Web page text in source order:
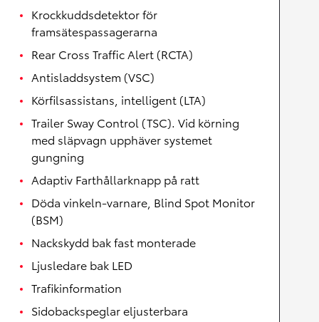
Krockkuddsdetektor för
framsätespassagerarna
Rear Cross Traffic Alert (RCTA)
Antisladdsystem (VSC)
Körfilsassistans, intelligent (LTA)
Trailer Sway Control (TSC). Vid körning
med släpvagn upphäver systemet
gungning
Adaptiv Farthållarknapp på ratt
Döda vinkeln-varnare, Blind Spot Monitor
(BSM)
Nackskydd bak fast monterade
Ljusledare bak LED
Trafikinformation
Sidobackspeglar eljusterbara